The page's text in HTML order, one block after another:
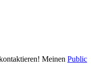
Meinen Public